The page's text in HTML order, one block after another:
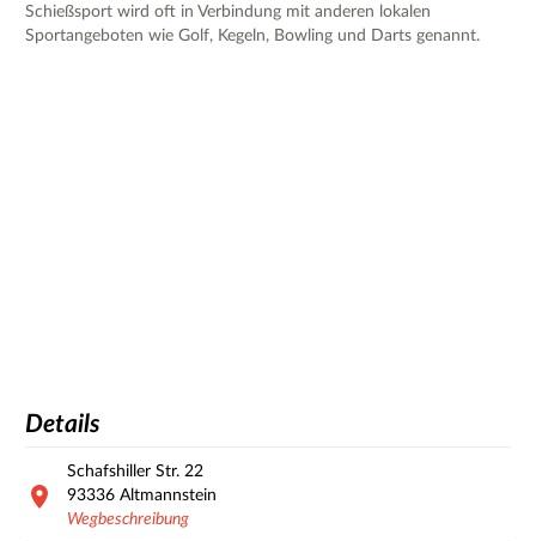
Schießsport wird oft in Verbindung mit anderen lokalen
Sportangeboten wie Golf, Kegeln, Bowling und Darts genannt.
Details
Schafshiller Str. 22
93336 Altmannstein
Wegbeschreibung